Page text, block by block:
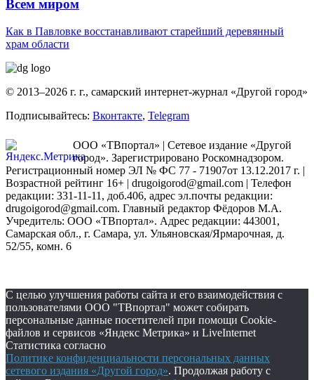
Всем миром
Как в Павловке восстанавливают старейший деревянный
храм области
© 2013–2026 г. г., самарский интернет-журнал «Другой город»
Подписывайтесь: Вконтакте, Telegram
ООО «ТВпортал» | Сетевое издание «Другой
город». Зарегистрировано Роскомнадзором.
Регистрационный номер ЭЛ № ФС 77 - 71907от 13.12.2017 г. |
Возрастной рейтинг 16+ | drugoigorod@gmail.com | Телефон
редакции: 331-11-11, доб.406, адрес эл.почты редакции:
drugoigorod@gmail.com. Главный редактор Фёдоров М.А.
Учредитель: ООО «ТВпортал». Адрес редакции: 443001,
Самарская обл., г. Самара, ул. Ульяновская/Ярмарочная, д.
52/55, комн. 6
С целью улучшения работы сайта и его взаимодействия с
пользователями ООО "ТВпортал" может собирать
персональные данные посетителей при помощи Cookie-
файлов и сервисов «Яндекс Метрика» и LiveInternet
Статистика согласно
Политике конфиденциальности персональных данных
сетевого издания «Другой город». Продолжая работу с